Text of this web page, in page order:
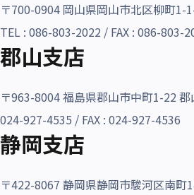
グループ会社
沿革・受賞歴
採用情報
〒700-0904 岡山県岡山市北区柳町1-
TEL : 086-803-2022 / FAX : 086-803-
郡山支店
〒963-8004 福島県郡山市中町1-22
024-927-4535 / FAX : 024-927-4536
静岡支店
〒422-8067 静岡県静岡市駿河区南町